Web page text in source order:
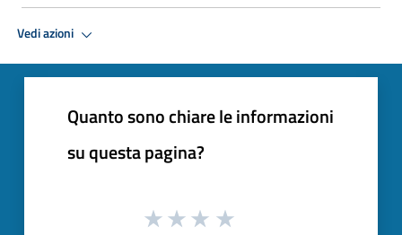
Vedi azioni
Quanto sono chiare le informazioni
su questa pagina?